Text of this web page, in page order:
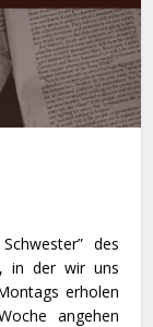
des
in der wir uns
erholen
angehen